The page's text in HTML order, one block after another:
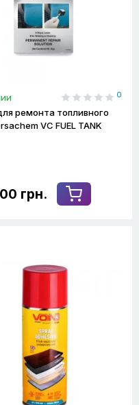
0
ремонта топливного
VC FUEL TANK
грн.